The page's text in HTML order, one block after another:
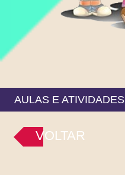
AULAS E ATIVIDADES
VOLTAR